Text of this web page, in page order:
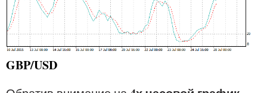
GBP/USD